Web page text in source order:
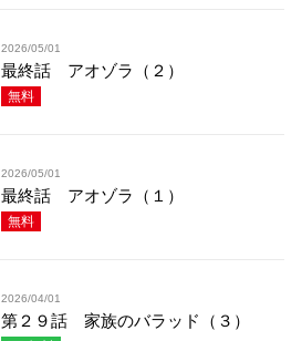
2026/05/01
最終話 アオゾラ（２）
無料
2026/05/01
最終話 アオゾラ（１）
無料
2026/04/01
第２９話 家族のバラッド（３）